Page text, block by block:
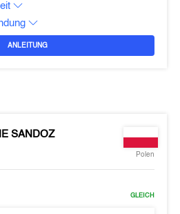
ANLEITUNG
SANDOZ
Polen
GLEICH